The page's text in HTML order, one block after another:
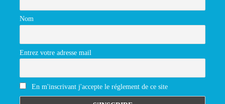
Nom
Entrez votre adresse mail
En m'inscrivant j'accepte le réglement de ce site